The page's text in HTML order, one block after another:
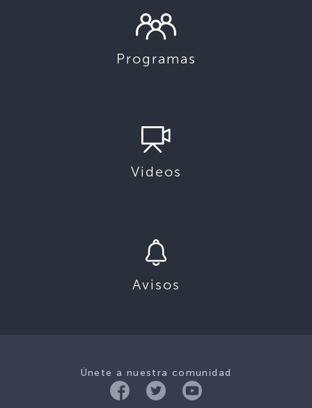
Programas
Videos
Avisos
Únete a nuestra comunidad